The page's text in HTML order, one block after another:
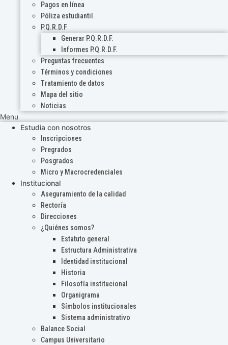
Pagos en línea
Póliza estudiantil
P.Q.R.D.F
Generar P.Q.R.D.F.
Informes P.Q.R.D.F.
Preguntas frecuentes
Términos y condiciones
Tratamiento de datos
Mapa del sitio
Noticias
Menu
Estudia con nosotros
Inscripciones
Pregrados
Posgrados
Micro y Macrocredenciales
Institucional
Aseguramiento de la calidad
Rectoría
Direcciones
¿Quiénes somos?
Estatuto general
Estructura Administrativa
Identidad institucional
Historia
Filosofía institucional
Organigrama
Símbolos institucionales
Sistema administrativo
Balance Social
Campus Universitario